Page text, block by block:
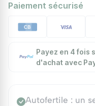
Paiement sécurisé
Payez en 4 fois
d'achat avec
Autofertile : un